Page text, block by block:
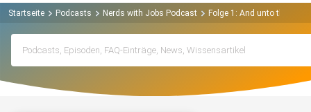
Startseite Podcasts Nerds with Jobs Podcast Folge 1: And unto this